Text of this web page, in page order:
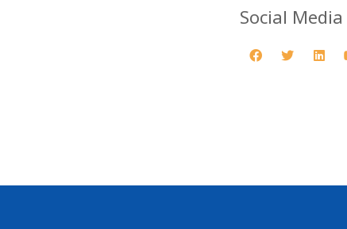
Social Media